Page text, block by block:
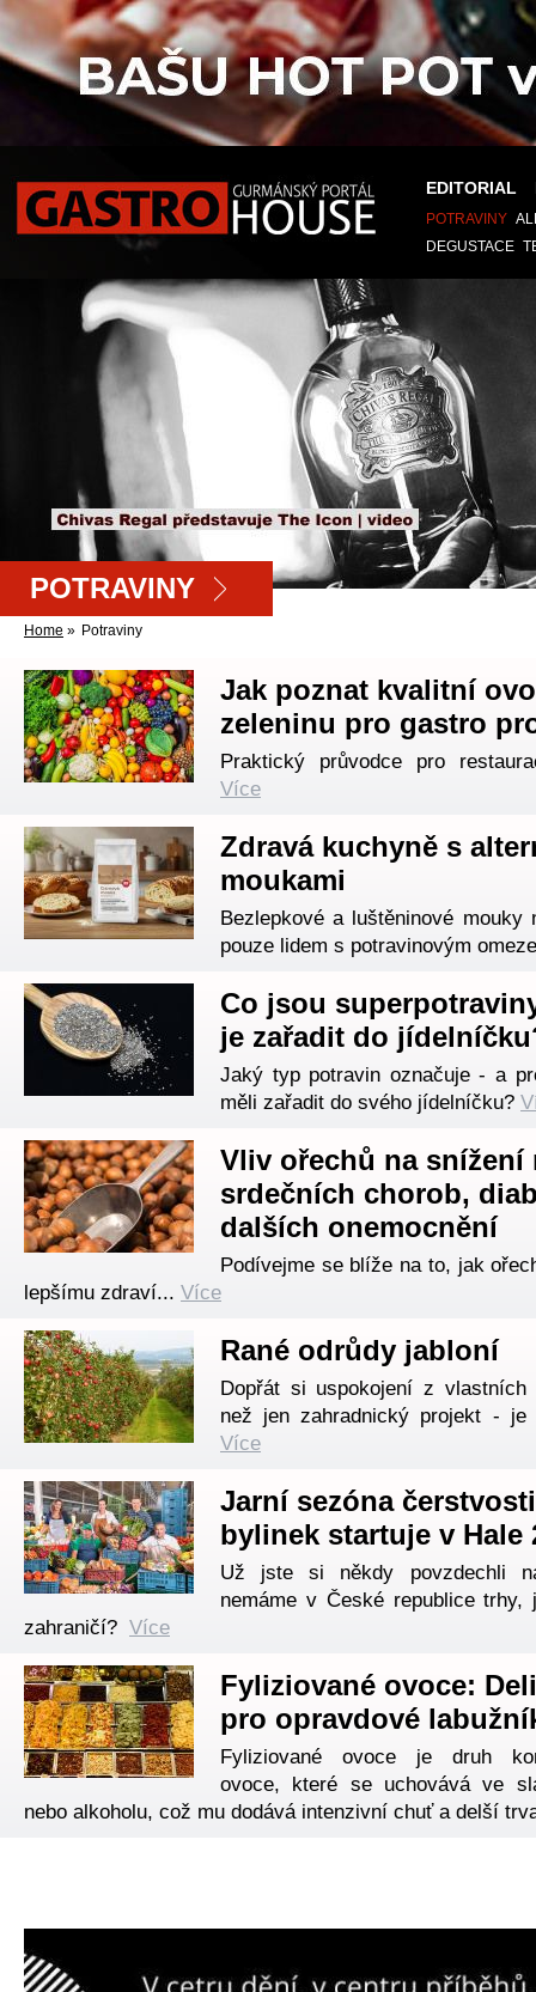
EDITORIAL
POTRAVINY
DEGUSTACE
POTRAVINY
Home » Potraviny
Jak poznat kvalitní
zeleninu pro gastro
Praktický průvodce pro
Více
Zdravá kuchyně s
moukami
Bezlepkové a luštěninové mouky
pouze lidem s potravinovým
Co jsou
je zařadit do
Jaký typ potravin označuje - a
měli zařadit do svého jídelníčku?
Vliv ořechů na snížení
srdečních chorob,
dalších onemocnění
Podívejme se blíže na to, jak
lepšímu zdraví... Více
Rané odrůdy jabloní
Dopřát si uspokojení z
než jen zahradnický projekt - je
Více
Jarní sezóna
bylinek startuje v Hale
Už jste si někdy povzdechli
nemáme v České republice trhy,
zahraničí? Více
Fyliziované ovoce:
pro opravdové
Fyliziované ovoce je druh
ovoce, které se uchovává ve
nebo alkoholu, což mu dodává intenzivní chuť a delší